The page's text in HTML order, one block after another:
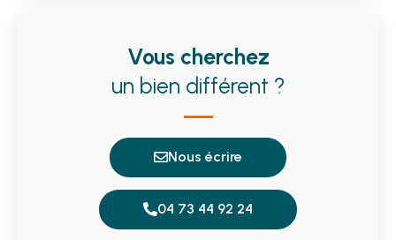
Vous cherchez
un bien différent ?
Nous écrire
04 73 44 92 24